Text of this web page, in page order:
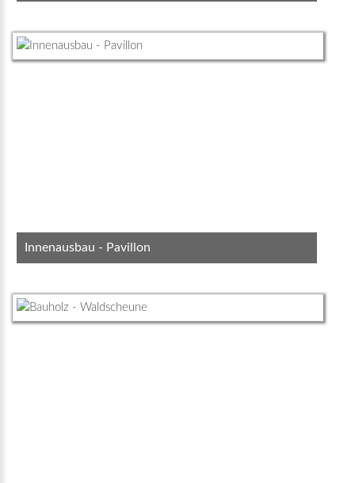
Innenausbau - Pavillon